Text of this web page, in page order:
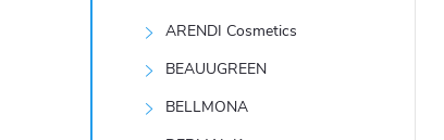
ARENDI Cosmetics
BEAUUGREEN
BELLMONA